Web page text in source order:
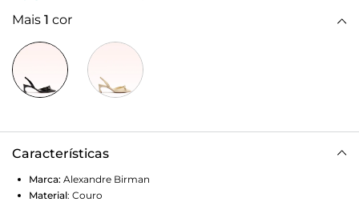
Mais 1 cor
Características
Marca: Alexandre Birman
Material: Couro